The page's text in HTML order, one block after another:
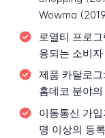
Wowma
로열티 프로그
용되는 소비
제품 카탈로그:
홈데코 분야
이동통신 가
명 이상의 등